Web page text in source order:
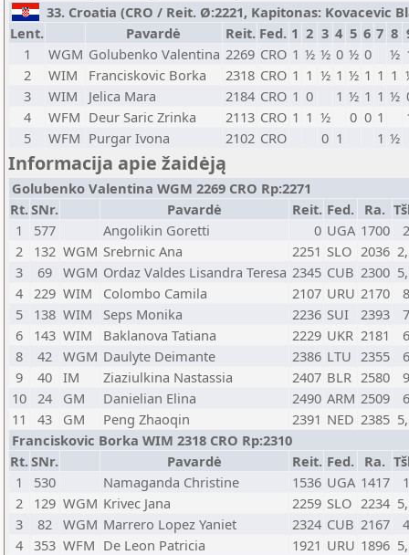
33. Croatia (CRO / Reit. Ø:2221, Kapitonas: Kovacevic
Lent.
Pavardė Reit. Fed. 1 2 3 4 5 6 7 8
1
WGM Golubenko Valentina 2269 CRO 1 ½ ½ 0 ½ 0 ½
2
WIM Franciskovic Borka 2318 CRO 1 1 ½ 1 ½ 1 1 1
3
WIM Jelica Mara 2184 CRO 1 0 1 ½ 1 1 ½
4
WFM Deur Saric Zrinka 2113 CRO 1 1 ½ 0 0 1
5
WFM Purgar Ivona 2102 CRO 0 1 1 ½
Informacija apie žaidėją
Golubenko Valentina WGM 2269 CRO Rp:2271
Rt.SNr. Pavardė Reit. Fed. Ra.
1
577 Angolikin Goretti 0 UGA 1700
2
132 WGM Srebrnic Ana 2251 SLO 2036
3
69 WGM Ordaz Valdes Lisandra Teresa 2345 CUB 2300
4
229 WIM Colombo Camila 2107 URU 2170
5
138 WIM Seps Monika 2236 SUI 2393
6
143 WIM Baklanova Tatiana 2229 UKR 2181
8
42 WGM Daulyte Deimante 2386 LTU 2355
9
40 IM Ziaziulkina Nastassia 2407 BLR 2580
10
24 GM Danielian Elina 2490 ARM 2509
11
43 GM Peng Zhaoqin 2391 NED 2385
Franciskovic Borka WIM 2318 CRO Rp:2310
Rt.SNr. Pavardė Reit. Fed. Ra.
1
530 Namaganda Christine 1536 UGA 1417
2
129 WGM Krivec Jana 2259 SLO 2234
3
82 WGM Marrero Lopez Yaniet 2324 CUB 2167
4
353 WFM De Leon Patricia 1921 URU 1896